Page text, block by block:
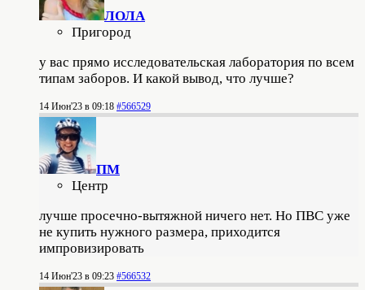
ЛОЛА
Пригород
у вас прямо исследовательская лаборатория по всем
типам заборов. И какой вывод, что лучше?
14 Июн'23 в 09:18 #566529
ПМ
Центр
лучше просечно-вытяжной ничего нет. Но ПВС уже
не купить нужного размера, приходится
импровизировать
14 Июн'23 в 09:23 #566532